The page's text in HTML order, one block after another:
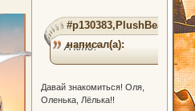
#p130383,PlushBear
написал(а):
А кто?
Давай знакомиться! Оля,
Оленька, Лёлька!!